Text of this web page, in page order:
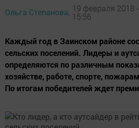
Ольга Степанова, 19 февраля 2018 -
15:56
Каждый год в Заинском районе
сельских поселений. Лидеры и
определяются по различным
хозяйстве, работе, спорте,
По итогам победителей ждет